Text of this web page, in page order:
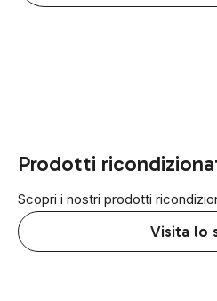
Prodotti
Scopri i nostri prodotti
Visita lo